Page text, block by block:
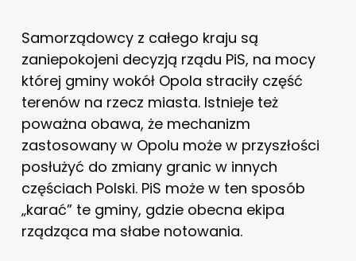
Samorządowcy z całego kraju są
zaniepokojeni decyzją rządu PiS, na mocy
której gminy wokół Opola straciły część
terenów na rzecz miasta. Istnieje też
poważna obawa, że mechanizm
zastosowany w Opolu może w przyszłości
posłużyć do zmiany granic w innych
częściach Polski. PiS może w ten sposób
„karać” te gminy, gdzie obecna ekipa
rządząca ma słabe notowania.